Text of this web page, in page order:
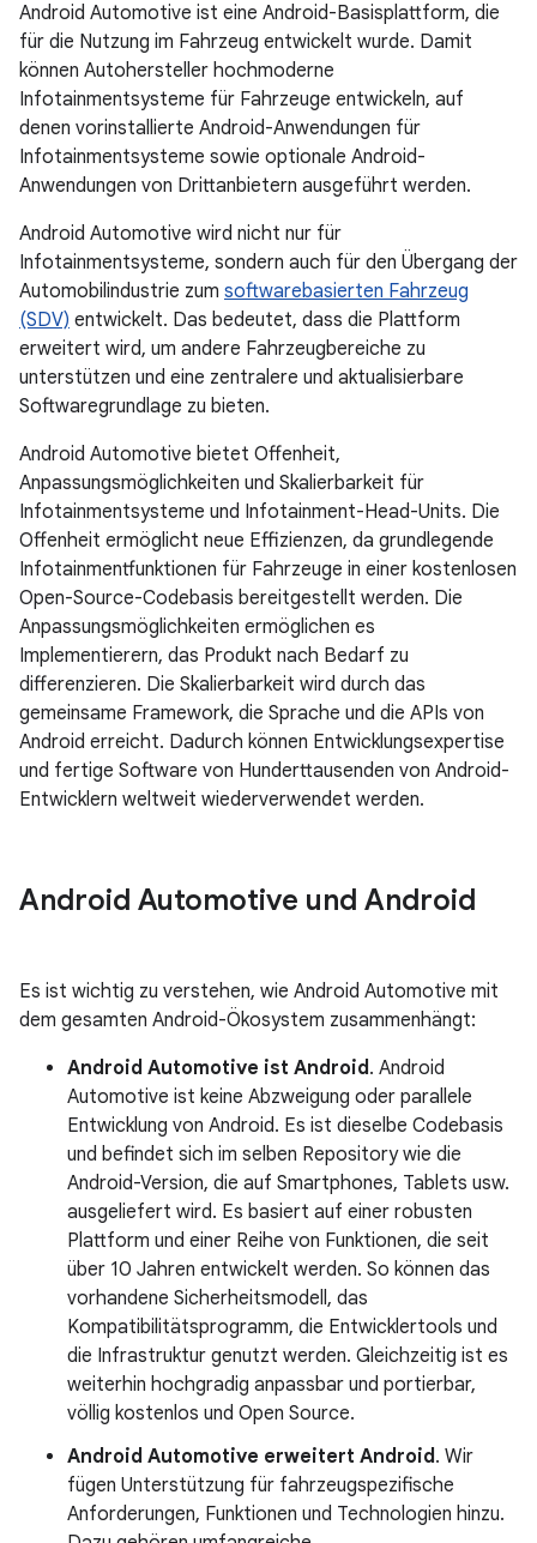
Android Automotive ist eine Android-Basisplattform, die
für die Nutzung im Fahrzeug entwickelt wurde. Damit
können Autohersteller hochmoderne
Infotainmentsysteme für Fahrzeuge entwickeln, auf
denen vorinstallierte Android-Anwendungen für
Infotainmentsysteme sowie optionale Android-
Anwendungen von Drittanbietern ausgeführt werden.
Android Automotive wird nicht nur für
Infotainmentsysteme, sondern auch für den Übergang der
Automobilindustrie zum softwarebasierten Fahrzeug
(SDV) entwickelt. Das bedeutet, dass die Plattform
erweitert wird, um andere Fahrzeugbereiche zu
unterstützen und eine zentralere und aktualisierbare
Softwaregrundlage zu bieten.
Android Automotive bietet Offenheit,
Anpassungsmöglichkeiten und Skalierbarkeit für
Infotainmentsysteme und Infotainment-Head-Units. Die
Offenheit ermöglicht neue Effizienzen, da grundlegende
Infotainmentfunktionen für Fahrzeuge in einer kostenlosen
Open-Source-Codebasis bereitgestellt werden. Die
Anpassungsmöglichkeiten ermöglichen es
Implementierern, das Produkt nach Bedarf zu
differenzieren. Die Skalierbarkeit wird durch das
gemeinsame Framework, die Sprache und die APIs von
Android erreicht. Dadurch können Entwicklungsexpertise
und fertige Software von Hunderttausenden von Android-
Entwicklern weltweit wiederverwendet werden.
Android Automotive und Android
Es ist wichtig zu verstehen, wie Android Automotive mit
dem gesamten Android-Ökosystem zusammenhängt:
Android Automotive ist Android. Android
Automotive ist keine Abzweigung oder parallele
Entwicklung von Android. Es ist dieselbe Codebasis
und befindet sich im selben Repository wie die
Android-Version, die auf Smartphones, Tablets usw.
ausgeliefert wird. Es basiert auf einer robusten
Plattform und einer Reihe von Funktionen, die seit
über 10 Jahren entwickelt werden. So können das
vorhandene Sicherheitsmodell, das
Kompatibilitätsprogramm, die Entwicklertools und
die Infrastruktur genutzt werden. Gleichzeitig ist es
weiterhin hochgradig anpassbar und portierbar,
völlig kostenlos und Open Source.
Android Automotive erweitert Android. Wir
fügen Unterstützung für fahrzeugspezifische
Anforderungen, Funktionen und Technologien hinzu.